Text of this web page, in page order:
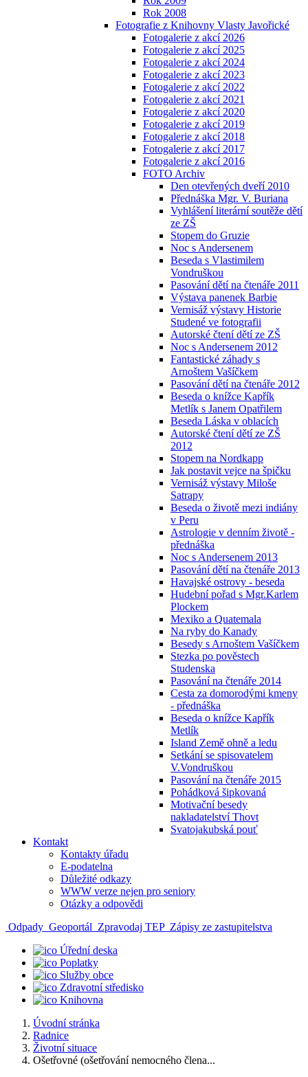
Rok 2008
Fotografie z Knihovny Vlasty Javořické
Fotogalerie z akcí 2026
Fotogalerie z akcí 2025
Fotogalerie z akcí 2024
Fotogalerie z akcí 2023
Fotogalerie z akcí 2022
Fotogalerie z akcí 2021
Fotogalerie z akcí 2020
Fotogalerie z akcí 2019
Fotogalerie z akcí 2018
Fotogalerie z akcí 2017
Fotogalerie z akcí 2016
FOTO Archiv
Den otevřených dveří 2010
Přednáška Mgr. V. Buriana
Vyhlášení literární soutěže dětí
ze ZŠ
Stopem do Gruzie
Noc s Andersenem
Beseda s Vlastimilem
Vondruškou
Pasování dětí na čtenáře 2011
Výstava panenek Barbie
Vernisáž výstavy Historie
Studené ve fotografii
Autorské čtení dětí ze ZŠ
Noc s Andersenem 2012
Fantastické záhady s
Arnoštem Vašíčkem
Pasování dětí na čtenáře 2012
Beseda o knížce Kapřík
Metlík s Janem Opatřilem
Beseda Láska v oblacích
Autorské čtení dětí ze ZŠ
2012
Stopem na Nordkapp
Jak postavit vejce na špičku
Vernisáž výstavy Miloše
Satrapy
Beseda o životě mezi indiány
v Peru
Astrologie v denním životě -
přednáška
Noc s Andersenem 2013
Pasování dětí na čtenáře 2013
Havajské ostrovy - beseda
Hudební pořad s Mgr.Karlem
Plockem
Mexiko a Quatemala
Na ryby do Kanady
Besedy s Arnoštem Vašíčkem
Stezka po pověstech
Studenska
Pasování na čtenáře 2014
Cesta za domorodými kmeny
- přednáška
Beseda o knížce Kapřík
Metlík
Island Země ohně a ledu
Setkání se spisovatelem
V.Vondruškou
Pasování na čtenáře 2015
Pohádková šipkovaná
Motivační besedy
nakladatelství Thovt
Svatojakubská pouť
Kontakt
Kontakty úřadu
E-podatelna
Důležité odkazy
WWW verze nejen pro seniory
Otázky a odpovědi
Odpady Geoportál Zpravodaj TEP Zápisy ze zastupitelstva
Úřední deska
Poplatky
Služby obce
Zdravotní středisko
Knihovna
Úvodní stránka
Radnice
Životní situace
Ošetřovné (ošetřování nemocného člena...